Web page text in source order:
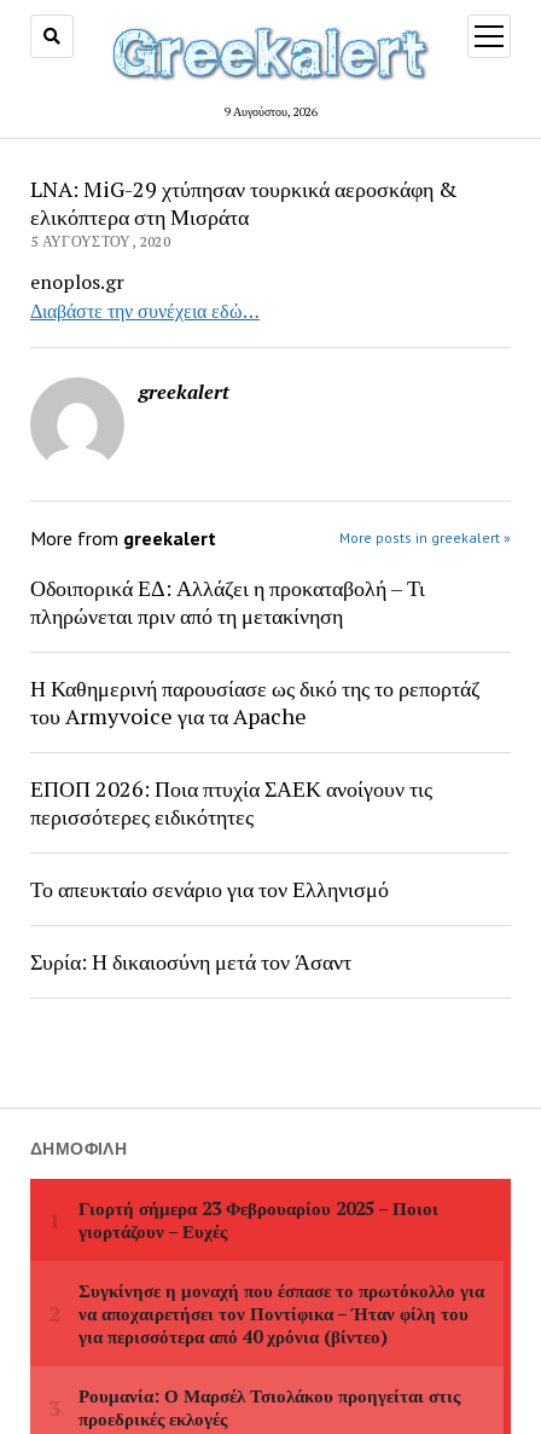
9 Αυγούστου, 2026
open
menu
LNA: MiG-29 χτύπησαν τουρκικά αεροσκάφη &
ελικόπτερα στη Μισράτα
5 ΑΥΓΟΎΣΤΟΥ, 2020
enoplos.gr
Διαβάστε την συνέχεια εδώ…
greekalert
More from greekalert More posts in greekalert »
Οδοιπορικά ΕΔ: Αλλάζει η προκαταβολή – Τι
πληρώνεται πριν από τη μετακίνηση
Η Καθημερινή παρουσίασε ως δικό της το ρεπορτάζ
του Armyvoice για τα Apache
ΕΠΟΠ 2026: Ποια πτυχία ΣΑΕΚ ανοίγουν τις
περισσότερες ειδικότητες
Το απευκταίο σενάριο για τον Ελληνισμό
Συρία: Η δικαιοσύνη μετά τον Άσαντ
ΔΗΜΟΦΙΛΉ